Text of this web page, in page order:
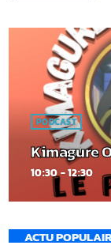
PODCAST
Kimagure
10:30 - 12:30
ACTU